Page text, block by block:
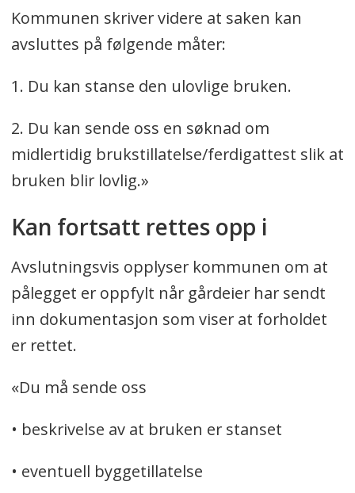
Kommunen skriver videre at saken kan
avsluttes på følgende måter:
1. Du kan stanse den ulovlige bruken.
2. Du kan sende oss en søknad om
midlertidig brukstillatelse/ferdigattest slik at
bruken blir lovlig.»
Kan fortsatt rettes opp i
Avslutningsvis opplyser kommunen om at
pålegget er oppfylt når gårdeier har sendt
inn dokumentasjon som viser at forholdet
er rettet.
«Du må sende oss
• beskrivelse av at bruken er stanset
• eventuell byggetillatelse